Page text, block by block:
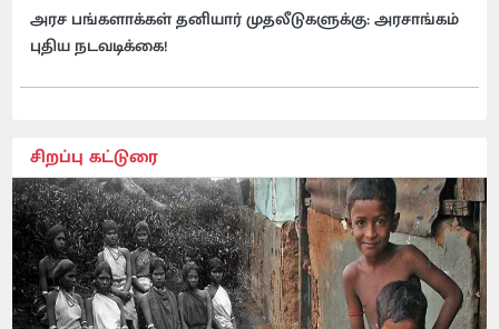
அரச பங்களாக்கள் தனியார் முதலீடுகளுக்கு: அரசாங்கம்
புதிய நடவடிக்கை!
சிறப்பு கட்டுரை